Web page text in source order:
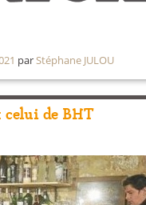
parStéphane JULOU
de BHT